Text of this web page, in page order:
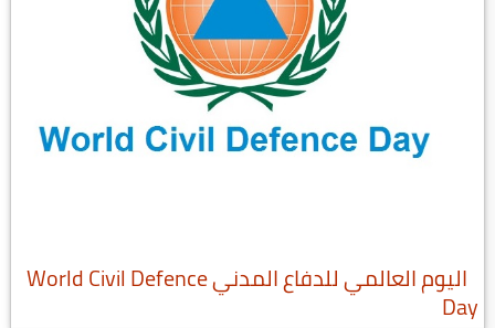
اليوم العالمي للدفاع المدني World Civil Defence
Day